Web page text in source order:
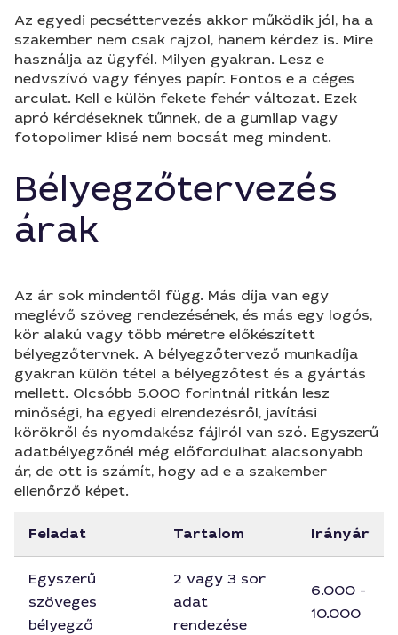
Az egyedi pecséttervezés akkor működik jól, ha a
szakember nem csak rajzol, hanem kérdez is. Mire
használja az ügyfél. Milyen gyakran. Lesz e
nedvszívó vagy fényes papír. Fontos e a céges
arculat. Kell e külön fekete fehér változat. Ezek
apró kérdéseknek tűnnek, de a gumilap vagy
fotopolimer klisé nem bocsát meg mindent.
Bélyegzőtervezés
árak
Az ár sok mindentől függ. Más díja van egy
meglévő szöveg rendezésének, és más egy logós,
kör alakú vagy több méretre előkészített
bélyegzőtervnek. A bélyegzőtervező munkadíja
gyakran külön tétel a bélyegzőtest és a gyártás
mellett. Olcsóbb 5.000 forintnál ritkán lesz
minőségi, ha egyedi elrendezésről, javítási
körökről és nyomdakész fájlról van szó. Egyszerű
adatbélyegzőnél még előfordulhat alacsonyabb
ár, de ott is számít, hogy ad e a szakember
ellenőrző képet.
Feladat Tartalom Irányár
Egyszerű
szöveges
bélyegző
2 vagy 3 sor
adat
rendezése
6.000 -
10.000